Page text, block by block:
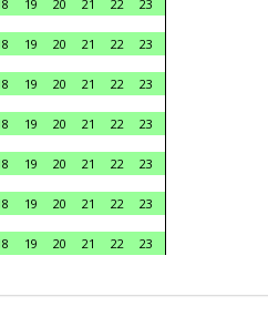
19 20 21 22
23
19 20 21 22
23
19 20 21 22
23
19 20 21 22
23
19 20 21 22
23
19 20 21 22
23
19 20 21 22
23